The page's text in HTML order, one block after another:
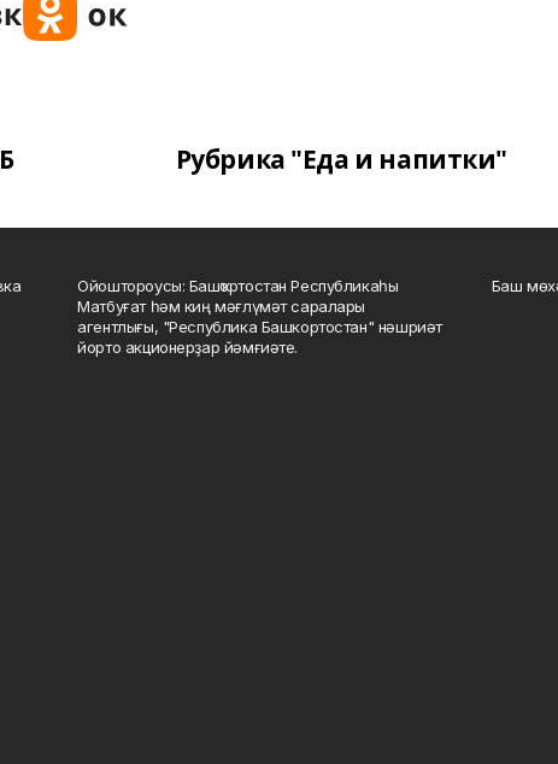
Рубрика "Еда и напитки"
Ойоштороусы: Башҡортостан Республикаһы
Матбуғат һәм киң мәғлүмәт саралары
агентлығы, "Республика Башкортостан" нәшриәт
йорто акционерҙар йәмғиәте.
Баш